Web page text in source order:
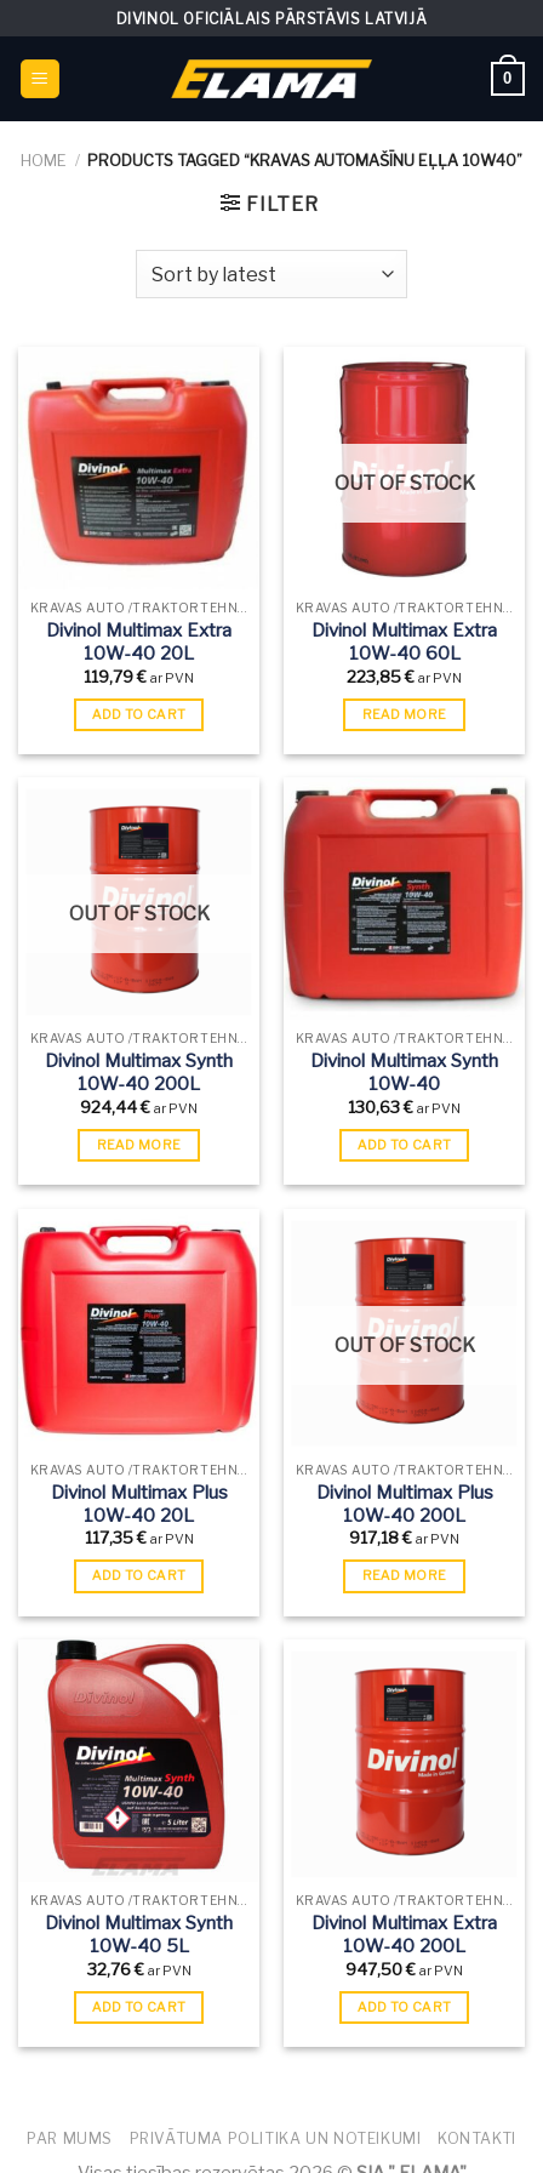
to
content
DIVINOL OFICIĀLAIS PĀRSTĀVIS LATVIJĀ
0
HOME / PRODUCTS TAGGED “KRAVAS AUTOMAŠĪNU EĻĻA 10W40”
FILTER
KRAVAS AUTO /TRAKTORTEHNIKAS EĻĻAS
Divinol Multimax Extra
10W-40 20L
119,79€ ar PVN
ADD TO CART
OUT OF STOCK
KRAVAS AUTO /TRAKTORTEHNIKAS EĻĻAS
Divinol Multimax Extra
10W-40 60L
223,85€ ar PVN
READ MORE
OUT OF STOCK
KRAVAS AUTO /TRAKTORTEHNIKAS EĻĻAS
Divinol Multimax Synth
10W-40 200L
924,44€ ar PVN
READ MORE
KRAVAS AUTO /TRAKTORTEHNIKAS EĻĻAS
Divinol Multimax Synth
10W-40
130,63€ ar PVN
ADD TO CART
KRAVAS AUTO /TRAKTORTEHNIKAS EĻĻAS
Divinol Multimax Plus
10W-40 20L
117,35€ ar PVN
ADD TO CART
OUT OF STOCK
KRAVAS AUTO /TRAKTORTEHNIKAS EĻĻAS
Divinol Multimax Plus
10W-40 200L
917,18€ ar PVN
READ MORE
KRAVAS AUTO /TRAKTORTEHNIKAS EĻĻAS
Divinol Multimax Synth
10W-40 5L
32,76€ ar PVN
ADD TO CART
KRAVAS AUTO /TRAKTORTEHNIKAS EĻĻAS
Divinol Multimax Extra
10W-40 200L
947,50€ ar PVN
ADD TO CART
PAR MUMS PRIVĀTUMA POLITIKA UN NOTEIKUMI KONTAKTI